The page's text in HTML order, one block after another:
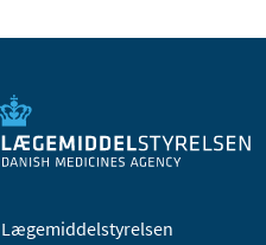
Lægemiddelstyrelsen